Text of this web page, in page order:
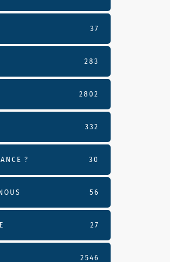
37
283
2802
332
? 30
56
27
2546